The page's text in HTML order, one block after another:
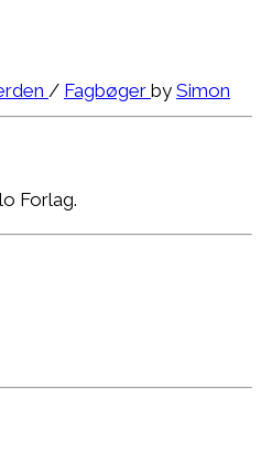
/ Fagbøger by Simon
Forlag.